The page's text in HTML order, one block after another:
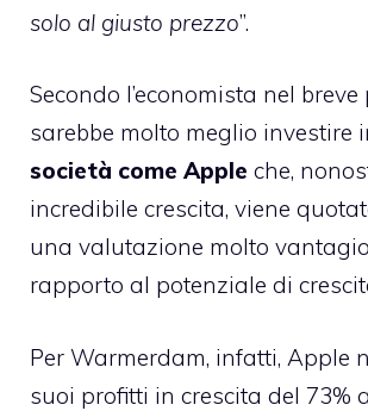
solo al giusto prezzo”.
Secondo l’economista nel
sarebbe molto meglio investire
società come Apple che,
incredibile crescita, viene
una valutazione molto
rapporto al potenziale di
Per Warmerdam, infatti, Apple
suoi profitti in crescita del 73%